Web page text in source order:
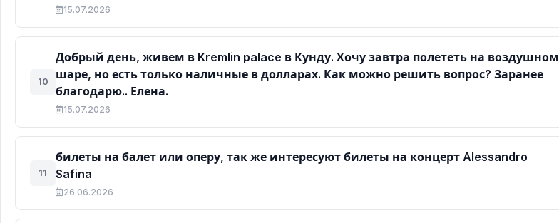
15.07.2026
10
Добрый день, живем в Kremlin palace в Кунду. Хочу завтра полететь на воздушном
шаре, но есть только наличные в долларах. Как можно решить вопрос? Заранее
благодарю.. Елена.
15.07.2026
11
билеты на балет или оперу, так же интересуют билеты на концерт Alessandro
Safina
26.06.2026